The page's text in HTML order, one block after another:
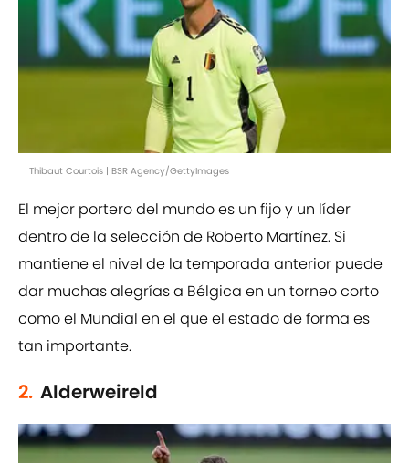
Thibaut Courtois | BSR Agency/GettyImages
El mejor portero del mundo es un fijo y un líder
dentro de la selección de Roberto Martínez. Si
mantiene el nivel de la temporada anterior puede
dar muchas alegrías a Bélgica en un torneo corto
como el Mundial en el que el estado de forma es
tan importante.
2. Alderweireld